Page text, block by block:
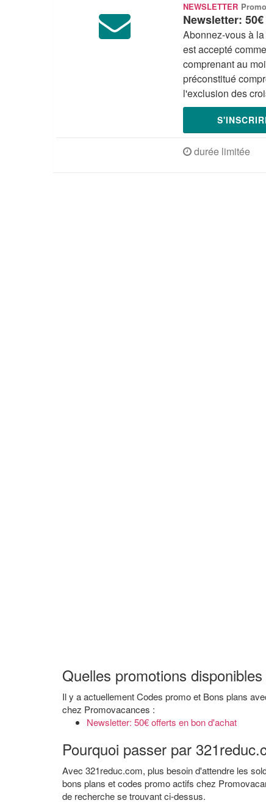
NEWSLETTER
Newsletter:
Abonnez-vous à
est accepté
comprenant au
préconstitué
l'exclusion des
durée limitée
Quelles promotions
Il y a actuellement Codes promo et Bons plans
chez Promovacances :
Newsletter: 50€ offerts en bon d'achat
Pourquoi passer par
Avec 321reduc.com, plus besoin d'attendre les
bons plans et codes promo actifs chez
de recherche se trouvant ci-dessus.